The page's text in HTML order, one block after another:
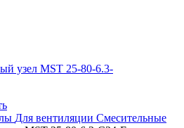
Для вентиляции Смесительные